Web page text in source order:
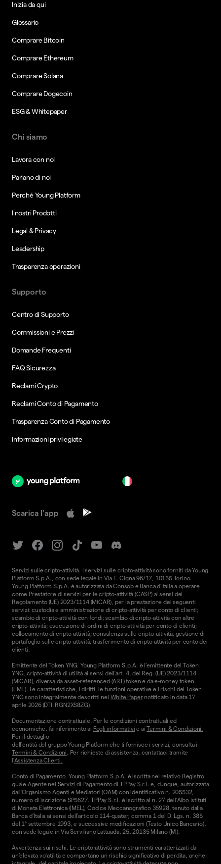
Inizia da qui
Glossario
Comprare Bitcoin
Comprare Ethereum
Comprare Solana
Comprare Dogecoin
ESG & Whitepaper
Chi siamo
Lavora con noi
Parlano di noi
Perché Young Platform
I nostri Prodotti
Legal & Privacy
Leadership
Trasparenza operazioni
Supporto
Centro di Supporto
Commissioni e Prezzi
Domande Frequenti
FAQ Sicurezza
Reclami Crypto
Reclami Conto di Pagamento
Trasparenza Conto di Pagamento
Informazioni privilegiate
Scarica l'app
Servizi sulle cripto-attività. I servizi sulle cripto-attività sono forniti da Young
Platform S.p.A., con sede legale in Via F. Cigna 96/17, 10155 Torino.
Young Platform S.p.A. è autorizzata da Consob e Banca d'Italia a operare
come Prestatore di servizi per le cripto-attività (CASP) ai sensi del
Regolamento (UE) 2023/1114 (MiCAR), per la prestazione dei seguenti
servizi: custodia e amministrazione di cripto-attività per conto di clienti;
scambio di cripto-attività con fondi; scambio di cripto-attività con altre
cripto-attività; esecuzione di ordini di cripto-attività per conto di clienti;
collocamento di cripto-attività; consulenza sulle cripto-attività; gestione di
portafoglio sulle cripto-attività; trasferimento di cripto-attività per conto dei
clienti.
Emittente del Token YNG. Young Platform S.p.A. è l'emittente del Token
YNG, cripto-attività di utilità ai sensi dell'art. 4, del Reg. (UE) 2023/1114
(MiCAR), diversa da asset-referenced (ART) token e da e-money token
(EMT). Le caratteristiche, i diritti, le funzioni operative e i rischi del Token
YNG sono integralmente descritti nel White Papernotificato in data 17
aprile 2026 (DTI: RGN2XS8ZG).
Documentazione contrattuale. Per le condizioni contrattuali ed
economiche, fai riferimento ai Fogli informativi e aiTermini & Condizioni.
Per il dettaglio
dell'entità del gruppo Young Platform che ti fornisce i servizi, consulta i
Termini & Condizioni. Per richieste di assistenza, contattaci tramite
l'Assistenza Clienti.
Conto di Pagamento. Young Platform S.p.A. è iscritta nel relativo Registro
quale Agente nei Servizi di Pagamento di TPPay S.r.l. e, dunque, autorizzata
dall’Organismo Agenti e Mediatori (OAM) con identificativo n. 205532,
numero di iscrizione SP5627. TPPay S.r.l. è iscritto al n. 27 dell’Albo Istituti
di Moneta Elettronica (IMEL), Codice Meccanografico 36928, tenuto dalla
Banca d’Italia ai sensi dell’articolo 114-quater, comma 1 del D. Lgs. n. 385
del 1° settembre 1993, e successive modificazioni (Testo Unico Bancario),
con sede legale in Via Serviliano Lattuada, 25, 20135 Milano (MI).
Avvertenza sui rischi. Le cripto-attività sono strumenti caratterizzati da
un'elevata volatilità e comportano un rischio significativo di perdita, anche